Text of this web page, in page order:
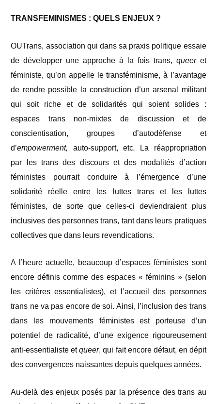
TRANSFEMINISMES : QUELS ENJEUX ?
OUTrans, association qui dans sa praxis politique essaie
de développer une approche à la fois trans, queeret
féministe, qu’on appelle le transféminisme, à l’avantage
de rendre possible la construction d’un arsenal militant
qui soit riche et de solidarités qui soient solides :
espaces trans non-mixtes de discussion et de
conscientisation, groupes d’autodéfense et
d’empowerment, auto-support, etc. La réappropriation
par les trans des discours et des modalités d’action
féministes pourrait conduire à l’émergence d’une
solidarité réelle entre les luttes trans et les luttes
féministes, de sorte que celles-ci deviendraient plus
inclusives des personnes trans, tant dans leurs pratiques
collectives que dans leurs revendications.
A l’heure actuelle, beaucoup d’espaces féministes sont
encore définis comme des espaces « féminins » (selon
les critères essentialistes), et l’accueil des personnes
trans ne va pas encore de soi. Ainsi, l’inclusion des trans
dans les mouvements féministes est porteuse d’un
potentiel de radicalité, d’une exigence rigoureusement
anti-essentialiste etqueer, qui fait encore défaut, en dépit
des convergences naissantes depuis quelques années.
Au-delà des enjeux posés par la présence des trans au